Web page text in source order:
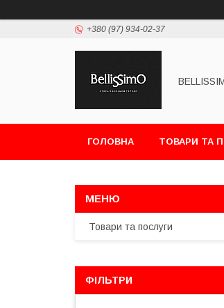
+380 (97) 934-02-37
ГОЛОВНА ТОВАРИ ТА
Товари та послуги
ФІЛЬТРИ